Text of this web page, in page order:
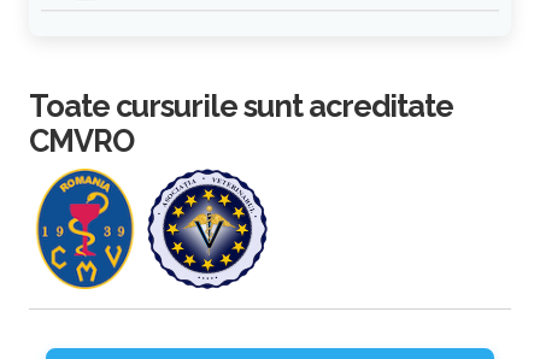
Toate cursurile sunt acreditate
CMVRO